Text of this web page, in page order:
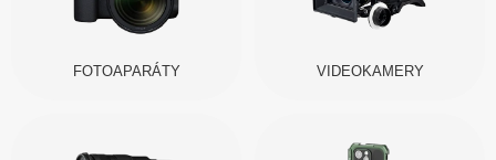
FOTOAPARÁTY VIDEOKAMERY